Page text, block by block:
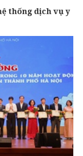
thống dịch vụ y